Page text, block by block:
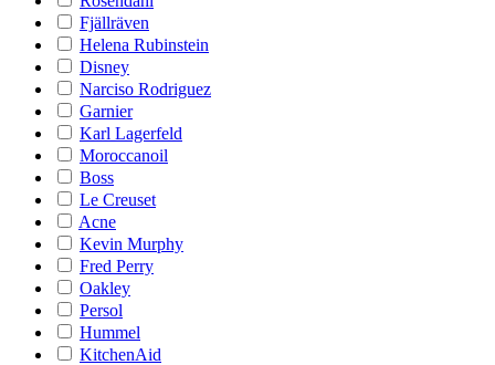
Fjällräven
Helena Rubinstein
Disney
Narciso Rodriguez
Garnier
Karl Lagerfeld
Moroccanoil
Boss
Le Creuset
Acne
Kevin Murphy
Fred Perry
Oakley
Persol
Hummel
KitchenAid